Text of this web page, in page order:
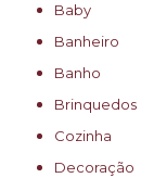
Baby
Banheiro
Banho
Brinquedos
Cozinha
Decoração